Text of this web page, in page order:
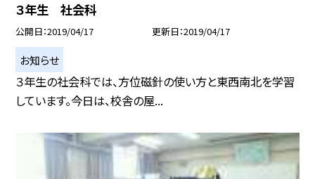
３年生 社会科
公開日 2019/04/17 更新日 2019/04/17
お知らせ
３年生の社会科では、方位磁針の使い方と東西南北を学習
しています。今日は、校舎の屋...